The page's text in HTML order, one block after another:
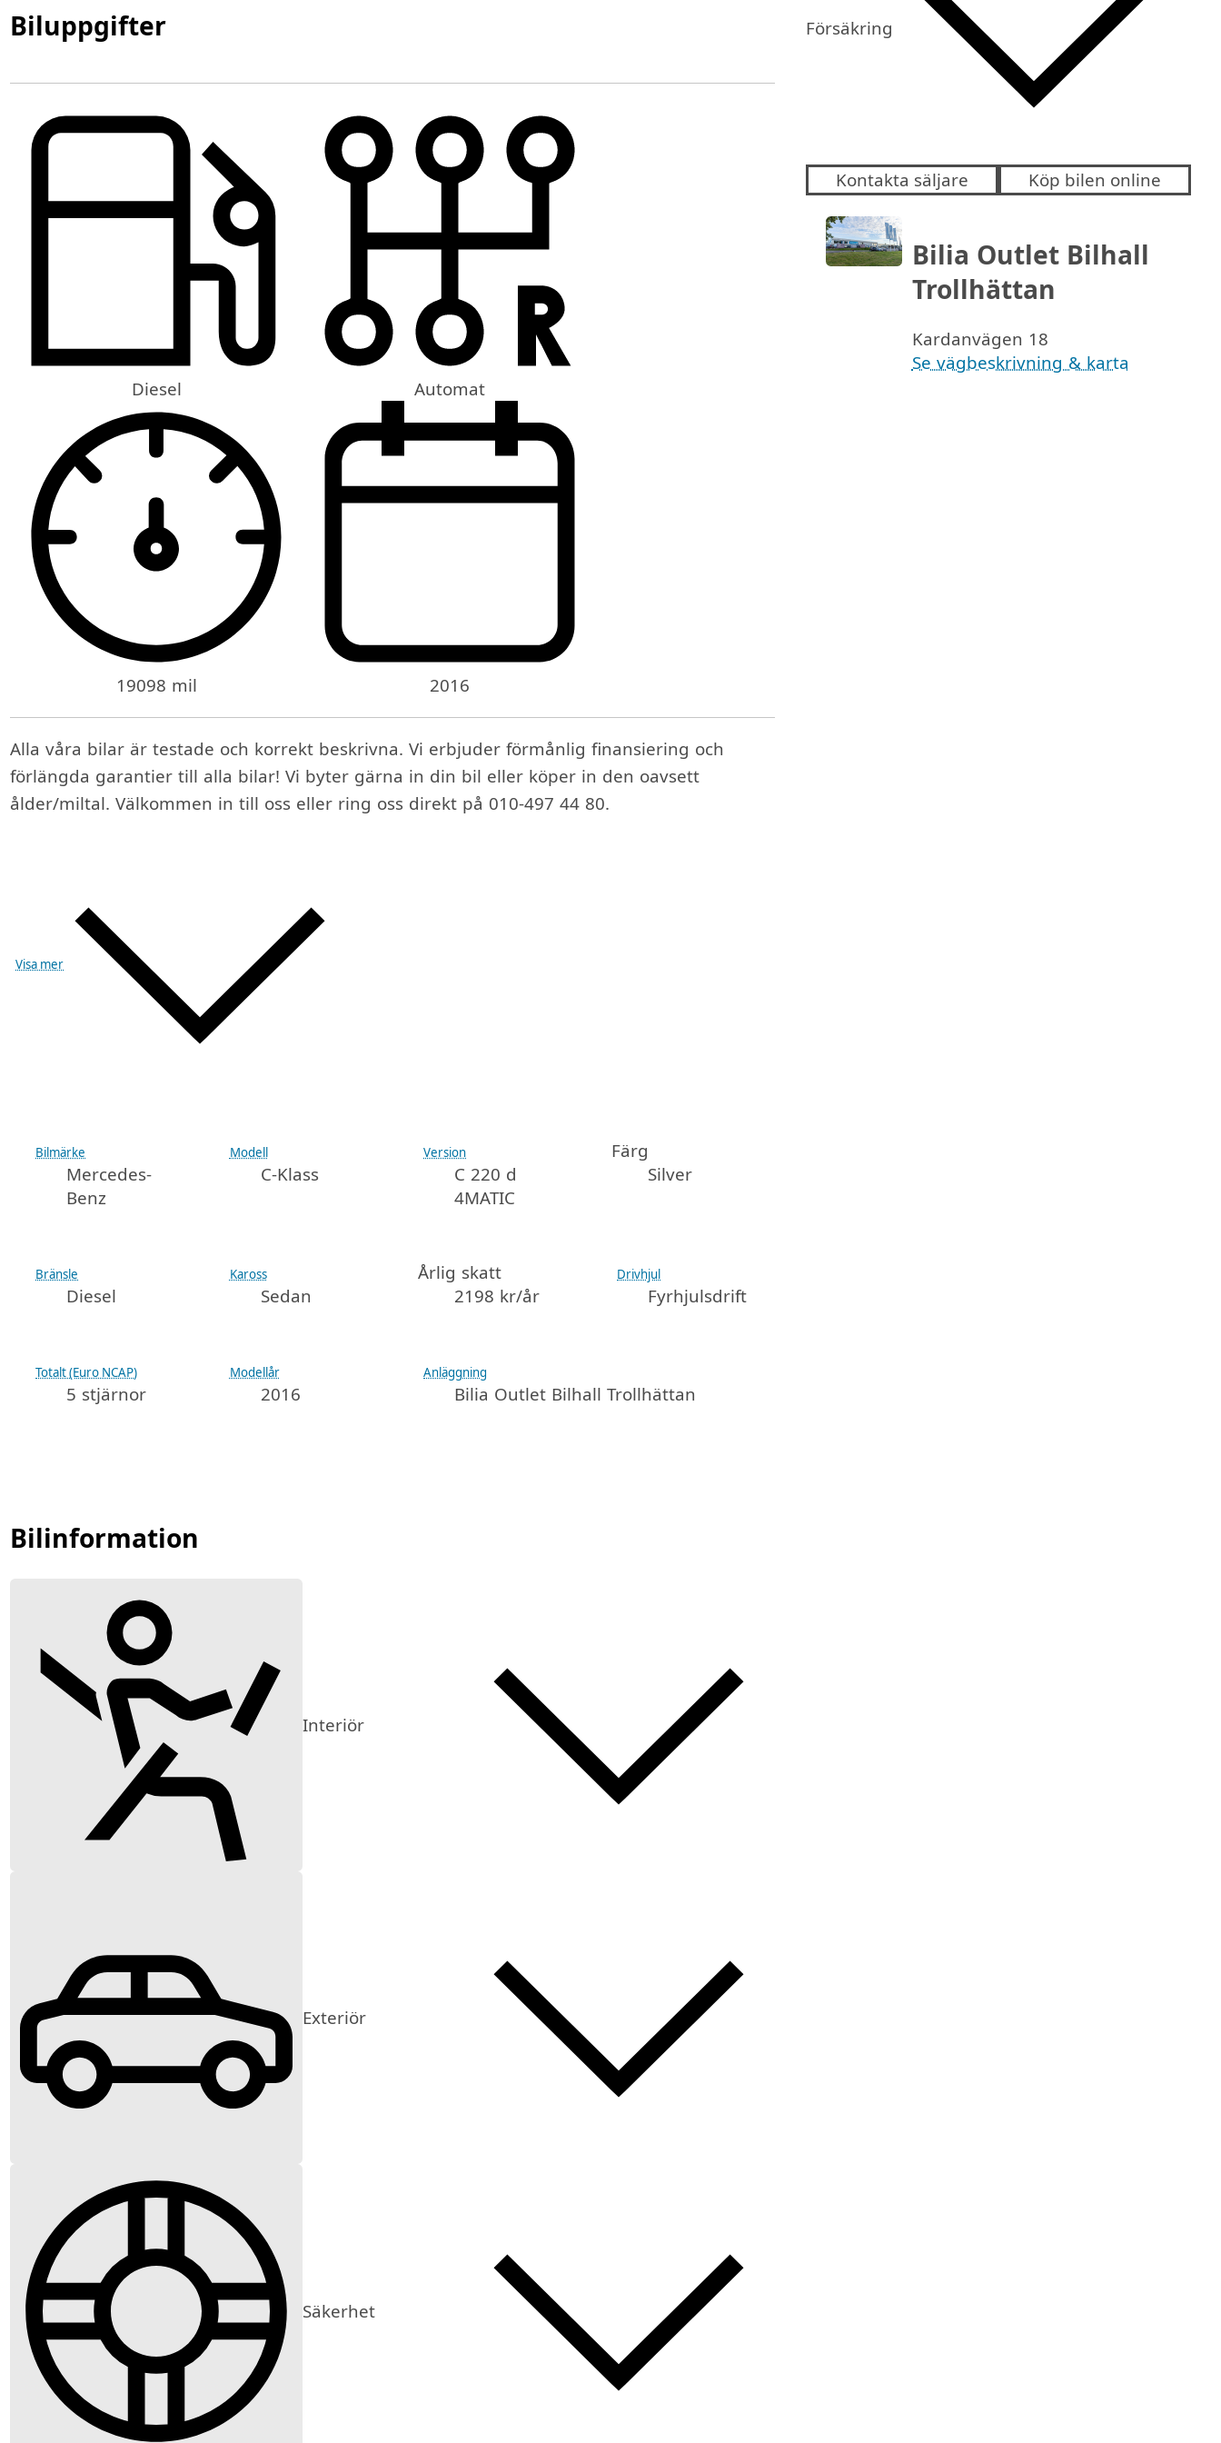
Försäkring
Kontakta säljare Köp bilen online
Bilia Outlet Bilhall
Trollhättan
Kardanvägen 18
Se vägbeskrivning & karta
Biluppgifter
Diesel Automat
19098 mil 2016
Alla våra bilar är testade och korrekt beskrivna. Vi erbjuder förmånlig finansiering och
förlängda garantier till alla bilar! Vi byter gärna in din bil eller köper in den oavsett
ålder/miltal. Välkommen in till oss eller ring oss direkt på 010-497 44 80.
Visa mer
Bilmärke
Mercedes-
Benz
Modell
C-Klass
Version
C 220 d
4MATIC
Färg
Silver
Bränsle
Diesel
Kaross
Sedan
Årlig skatt
2198 kr/år
Drivhjul
Fyrhjulsdrift
Totalt (Euro NCAP)
5 stjärnor
Modellår
2016
Anläggning
Bilia Outlet Bilhall Trollhättan
Bilinformation
Interiör
Exteriör
Säkerhet